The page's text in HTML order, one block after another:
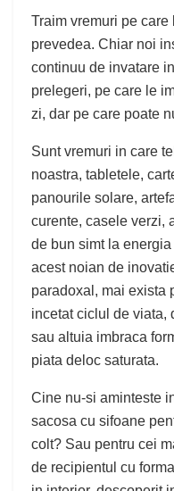
Traim vremuri pe
prevedea. Chiar noi
continuu de invatare
prelegeri, pe care le
zi, dar pe care poate
Sunt vremuri in care
noastra, tabletele,
panourile solare,
curente, casele verzi,
de bun simt la
acest noian de
paradoxal, mai exista
incetat ciclul de viata,
sau altuia imbraca
piata deloc saturata.
Cine nu-si aminteste
sacosa cu sifoane
colt? Sau pentru cei
de recipientul cu